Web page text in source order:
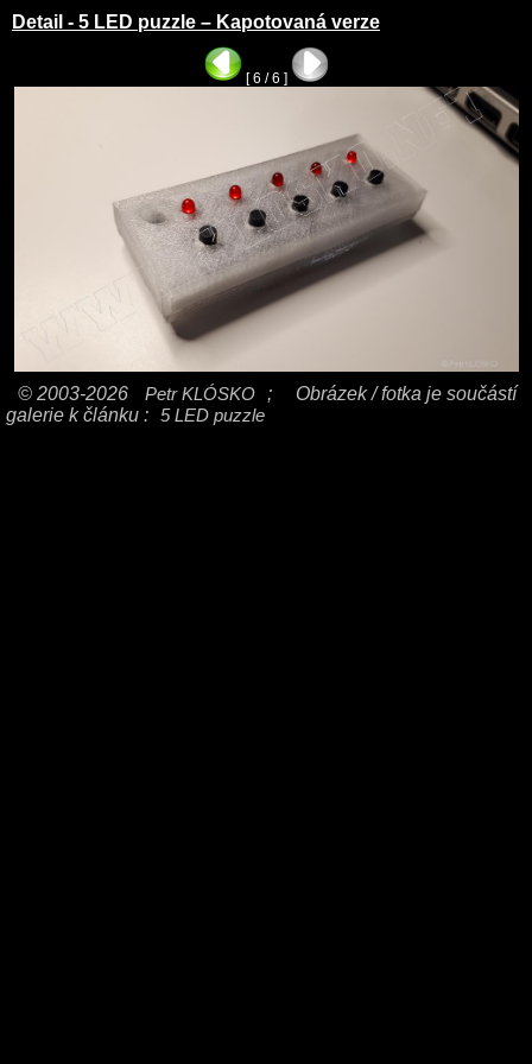
Detail - 5 LED puzzle – Kapotovaná verze
[ 6 / 6 ]
© 2003-2026 Petr KLÓSKO ;
Obrázek / fotka je součástí
galerie k článku : 5 LED puzzle